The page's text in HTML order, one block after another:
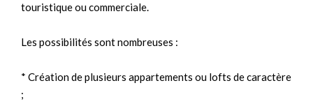
touristique ou commerciale.
Les possibilités sont nombreuses :
* Création de plusieurs appartements ou lofts de caractère
;